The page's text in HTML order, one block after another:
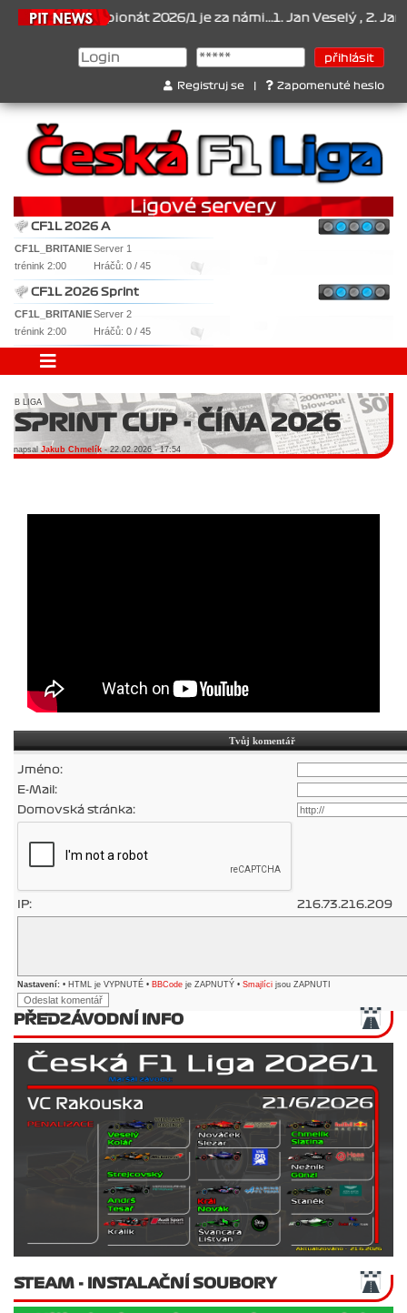
Šampionát 2026/1 je za námi...1. Jan Veselý , 2. Jan
Registruj se Zapomenuté heslo
CF1L 2026 A
CF1L_BRITANIEServer 1
trénink 2:00
Hráčů: 0 / 45
CF1L 2026 Sprint
CF1L_BRITANIEServer 2
trénink 2:00
Hráčů: 0 / 45
B LIGA
SPRINT CUP - ČÍNA 2026
napsal Jakub Chmelík- 22.02.2026 - 17:54
Tvůj komentář
Jméno:
E-Mail:
Domovská stránka:
IP: 216.73.216.209
Nastavení: • HTML je VYPNUTÉ • BBCode je ZAPNUTÝ • Smajlíci jsou ZAPNUTI
PŘEDZÁVODNÍ INFO
STEAM - INSTALAČNÍ SOUBORY